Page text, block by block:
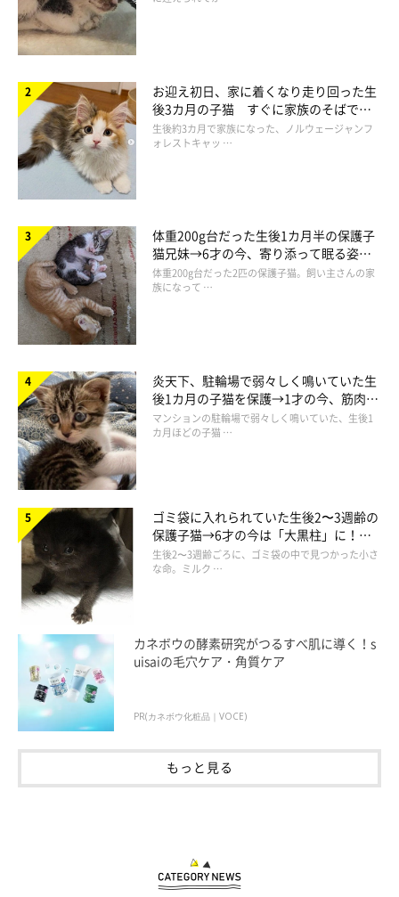
お迎え初日、家に着くなり走り回った生
後3カ月の子猫 すぐに家族のそばで落
ち着く姿に「迎えてよかった」
生後約3カ月で家族になった、ノルウェージャンフ
ォレストキャッ …
体重200g台だった生後1カ月半の保護子
猫兄妹→6才の今、寄り添って眠る姿に
ほっこり！
体重200g台だった2匹の保護子猫。飼い主さんの家
族になって …
炎天下、駐輪場で弱々しく鳴いていた生
後1カ月の子猫を保護→1才の今、筋肉質
でツンデレなコに成長
マンションの駐輪場で弱々しく鳴いていた、生後1
カ月ほどの子猫 …
ゴミ袋に入れられていた生後2〜3週齢の
保護子猫→6才の今は「大黒柱」に！
美しい黒猫に成長した姿にグッとくる
生後2〜3週齢ごろに、ゴミ袋の中で見つかった小さ
な命。ミルク …
カネボウの酵素研究がつるすべ肌に導く！s
uisaiの毛穴ケア・角質ケア
PR(カネボウ化粧品｜VOCE)
もっと見る